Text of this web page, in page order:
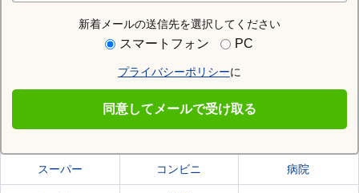
新着メールの送信先を選択してください
スマートフォン PC
プライバシーポリシーに
同意してメールで受け取る
住む街研究所で京田辺市の情報を見る
京田辺市の施設一覧
スーパー コンビニ 病院